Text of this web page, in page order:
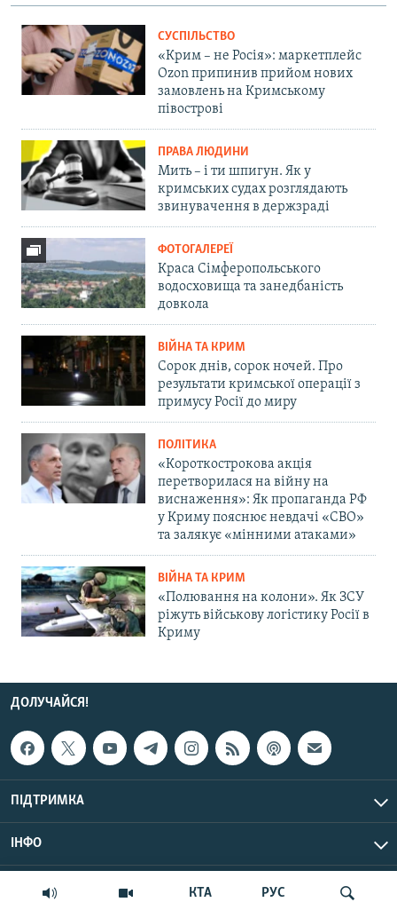
КТА РУС
СУСПІЛЬСТВО
«Крим – не Росія»: маркетплейс
Ozon припинив прийом нових
замовлень на Кримському
півострові
ПРАВА ЛЮДИНИ
Мить – і ти шпигун. Як у
кримських судах розглядають
звинувачення в держзраді
ФОТОГАЛЕРЕЇ
Краса Сімферопольського
водосховища та занедбаність
довкола
ВІЙНА ТА КРИМ
Сорок днів, сорок ночей. Про
результати кримської операції з
примусу Росії до миру
ПОЛІТИКА
«Короткострокова акція
перетворилася на війну на
виснаження»: Як пропаганда РФ
у Криму пояснює невдачі «СВО»
та залякує «мінними атаками»
ВІЙНА ТА КРИМ
«Полювання на колони». Як ЗСУ
ріжуть військову логістику Росії в
Криму
ДОЛУЧАЙСЯ!
ПІДТРИМКА
ІНФО
© Крим.Реалії, 2026 | Усі права застережено.